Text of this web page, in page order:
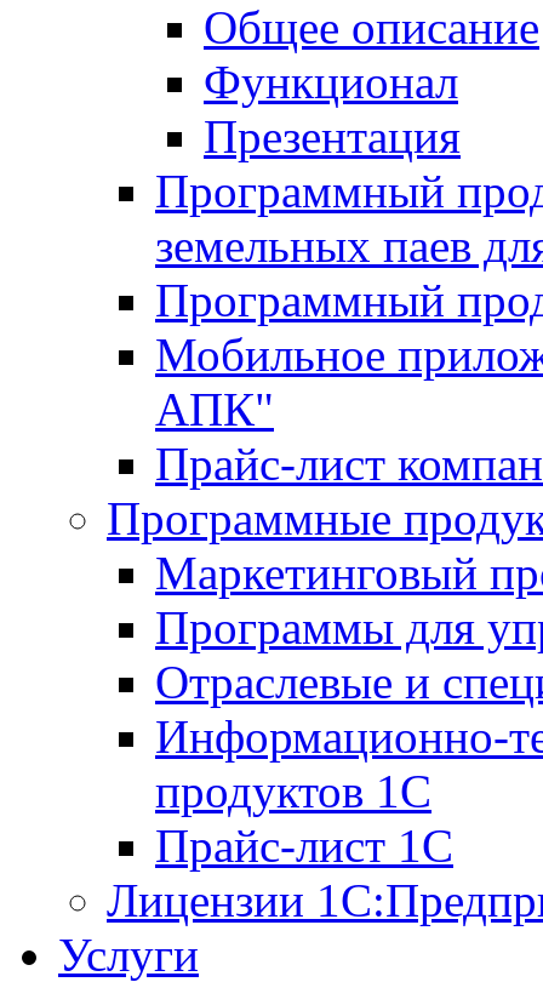
Общее описание
Функционал
Презентация
Программный
земельных паев
Программный
Мобильное
АПК"
Прайс-лист
Программные
Маркетинговый
Программы для
Отраслевые и
Информационно-
продуктов 1С
Прайс-лист 1С
Лицензии
Услуги